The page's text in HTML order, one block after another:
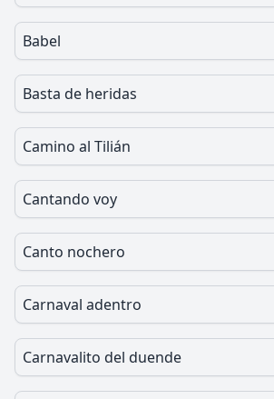
Babel
Basta de heridas
Camino al Tilián
Cantando voy
Canto nochero
Carnaval adentro
Carnavalito del duende